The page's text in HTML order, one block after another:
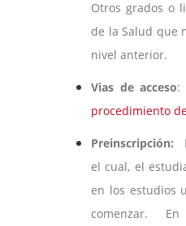
Otros grados o
de la Salud que
nivel anterior.
Vias de acceso:
procedimiento
Preinscripción:
el cual, el
en los estudios
comenzar.